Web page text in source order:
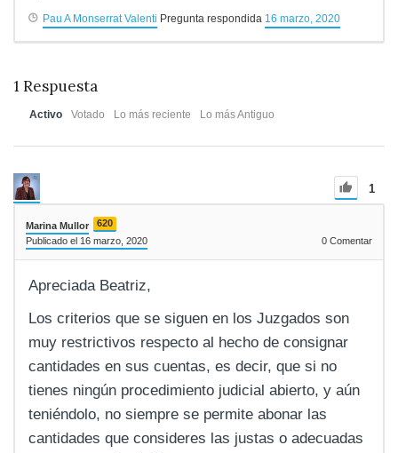
Pau A Monserrat Valenti Pregunta respondida 16 marzo, 2020
1 Respuesta
Activo Votado Lo más reciente Lo más Antiguo
1
Marina Mullor
620
Publicado el 16 marzo, 2020
0 Comentar
Apreciada Beatriz,
Los criterios que se siguen en los Juzgados son
muy restrictivos respecto al hecho de consignar
cantidades en sus cuentas, es decir, que si no
tienes ningún procedimiento judicial abierto, y aún
teniéndolo, no siempre se permite abonar las
cantidades que consideres las justas o adecuadas